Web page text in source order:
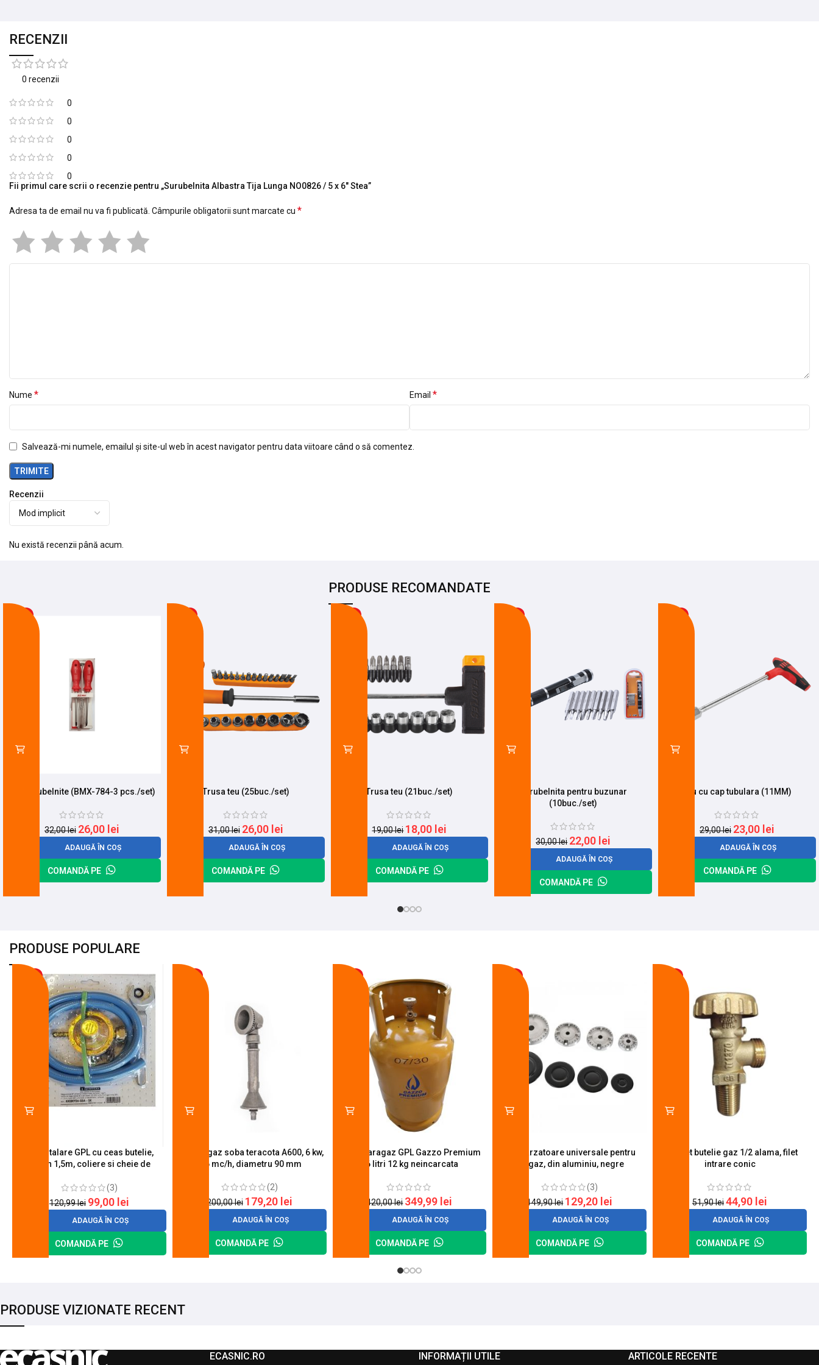
RECENZII
0 recenzii
0
0
0
0
0
Recenzii
Nu există recenzii până acum.
Fii primul care scrii o recenzie pentru „Surubelnita Albastra Tija Lunga NO0826 / 5 x 6" Stea”
Adresa ta de email nu va fi publicată. Câmpurile obligatorii sunt marcate cu *
Nume * Email *
Salvează-mi numele, emailul și site-ul web în acest navigator pentru data viitoare când o să comentez.
PRODUSE RECOMANDATE
Set Surubelnite (BMX-784-3 pcs./set)
32,00lei 26,00 lei
ADAUGĂ ÎN COȘ
COMANDĂ PE
Trusa teu (25buc./set)
31,00lei 26,00 lei
ADAUGĂ ÎN COȘ
COMANDĂ PE
Trusa teu (21buc./set)
19,00lei 18,00 lei
ADAUGĂ ÎN COȘ
COMANDĂ PE
Surubelnita pentru buzunar
(10buc./set)
30,00lei 22,00 lei
ADAUGĂ ÎN COȘ
COMANDĂ PE
Teu cu cap tubulara (11MM)
29,00lei 23,00 lei
ADAUGĂ ÎN COȘ
COMANDĂ PE
PRODUSE POPULARE
Kit instalare GPL cu ceas butelie,
furtun 1,5m, coliere si cheie de
(3)
120,99lei 99,00 lei
ADAUGĂ ÎN COȘ
COMANDĂ PE
Arzator gaz soba teracota A600, 6 kw,
0.6 mc/h, diametru 90 mm
(2)
200,00lei 179,20 lei
ADAUGĂ ÎN COȘ
COMANDĂ PE
Butelie aragaz GPL Gazzo Premium
26 litri 12 kg neincarcata
420,00lei 349,99 lei
ADAUGĂ ÎN COȘ
COMANDĂ PE
Set 4 arzatoare universale pentru
aragaz, din aluminiu, negre
(3)
149,90lei 129,20 lei
ADAUGĂ ÎN COȘ
COMANDĂ PE
Robinet butelie gaz 1/2 alama, filet
intrare conic
51,90lei44,90 lei
ADAUGĂ ÎN COȘ
COMANDĂ PE
PRODUSE VIZIONATE RECENT
ECASNIC.RO INFORMAȚII UTILE ARTICOLE RECENTE